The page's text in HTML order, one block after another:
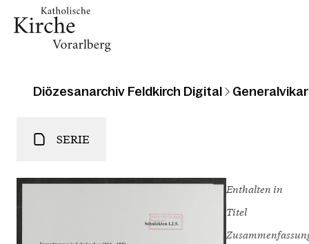
Diözesanarchiv Feldkirch Digital
SERIE
Enthalten in
Titel